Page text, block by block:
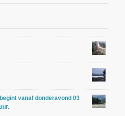
vanaf donderavond 03